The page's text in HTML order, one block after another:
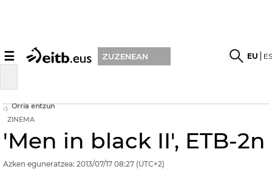
☰ ZUZENEAN EU
Orria entzun
ZINEMA
'Men in black II', ETB-2n
Azken eguneratzea: 2013/07/17 08:27 (UTC+2)